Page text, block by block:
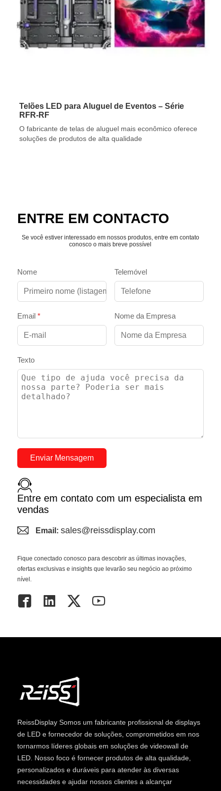
Telões LED para Aluguel de Eventos – Série
RFR-RF
O fabricante de telas de aluguel mais econômico oferece
soluções de produtos de alta qualidade
ENTRE EM CONTACTO
Se você estiver interessado em nossos produtos, entre em contato
conosco o mais breve possível
Nome Telemóvel
Email * Nome da Empresa
Texto
Enviar Mensagem
Entre em contato com um especialista em
vendas
Email: sales@reissdisplay.com
Fique conectado conosco para descobrir as últimas inovações,
ofertas exclusivas e insights que levarão seu negócio ao próximo
nível.
ReissDisplaySomos um fabricante profissional de displays
de LED e fornecedor de soluções, comprometidos em nos
tornarmos líderes globais em soluções de videowall de
LED. Nosso foco é fornecer produtos de alta qualidade,
personalizados e duráveis ​​para atender às diversas
necessidades e ajudar nossos clientes a alcançar